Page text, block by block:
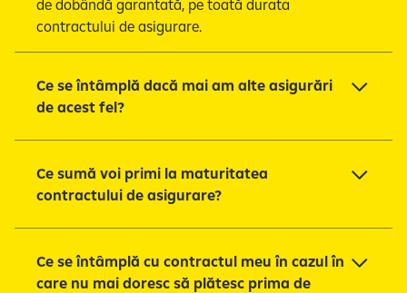
de dobândă garantată, pe toată durata
contractului de asigurare.
Ce se întâmplă dacă mai am alte asigurări
de acest fel?
Ce sumă voi primi la maturitatea
contractului de asigurare?
Ce se întâmplă cu contractul meu în cazul în
care nu mai doresc să plătesc prima de